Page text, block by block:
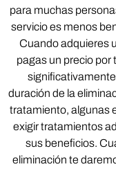
para muchas
servicio es menos
Cuando adquieres
pagas un precio por
duración de la
tratamiento, algunas
exigir tratamientos
sus beneficios.
eliminación te